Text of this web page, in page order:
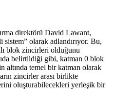
direktörü David Lawant,
olarak adlandırıyor. Bu,
blok zincirleri olduğunu
belirtildiği gibi, katman 0 blok
altında temel bir katman olarak
zincirler arası birlikte
oluşturabilecekleri yerleşik bir